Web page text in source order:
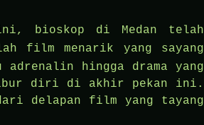
bioskop di Medan telah
film menarik yang sayang
hingga drama yang
diri di akhir pekan ini.
delapan film yang tayang